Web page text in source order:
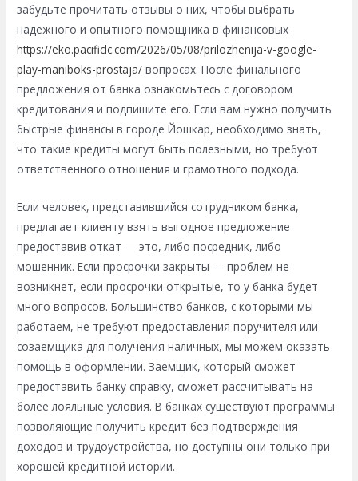
забудьте прочитать отзывы о них, чтобы выбрать
надежного и опытного помощника в финансовых
https://eko.pacificlc.com/2026/05/08/prilozhenija-v-google-
play-maniboks-prostaja/ вопросах. После финального
предложения от банка ознакомьтесь с договором
кредитования и подпишите его. Если вам нужно получить
быстрые финансы в городе Йошкар, необходимо знать,
что такие кредиты могут быть полезными, но требуют
ответственного отношения и грамотного подхода.
Если человек, представившийся сотрудником банка,
предлагает клиенту взять выгодное предложение
предоставив откат — это, либо посредник, либо
мошенник. Если просрочки закрыты — проблем не
возникнет, если просрочки открытые, то у банка будет
много вопросов. Большинство банков, с которыми мы
работаем, не требуют предоставления поручителя или
созаемщика для получения наличных, мы можем оказать
помощь в оформлении. Заемщик, который сможет
предоставить банку справку, сможет рассчитывать на
более лояльные условия. В банках существуют программы
позволяющие получить кредит без подтверждения
доходов и трудоустройства, но доступны они только при
хорошей кредитной истории.